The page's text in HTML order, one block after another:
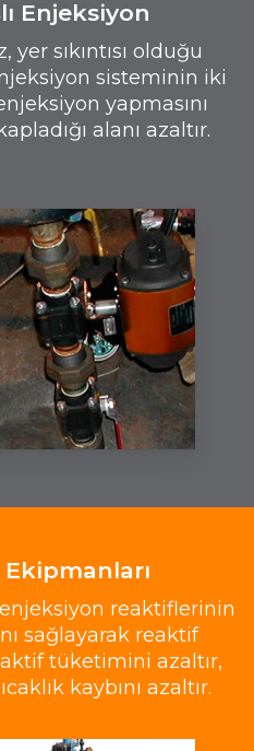
Enjeksiyon
sıkıntısı olduğu
sisteminin iki
yapmasını
alanı azaltır.
reaktiflerinin
sağlayarak reaktif
tüketimini azaltır,
kaybını azaltır.